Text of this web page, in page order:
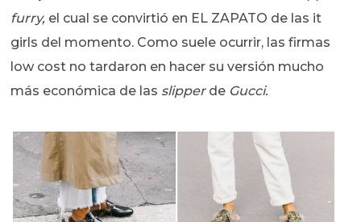
furry, el cual se convirtió en EL ZAPATO de las it
girls del momento. Como suele ocurrir, las firmas
low cost no tardaron en hacer su versión mucho
más económica de las slipperde Gucci.